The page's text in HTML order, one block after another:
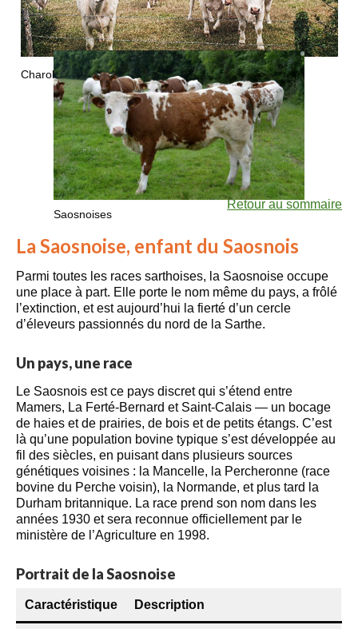
Charolaises
Saosnoises
Retour au sommaire
La Saosnoise, enfant du Saosnois
Parmi toutes les races sarthoises, la Saosnoise occupe
une place à part. Elle porte le nom même du pays, a frôlé
l’extinction, et est aujourd’hui la fierté d’un cercle
d’éleveurs passionnés du nord de la Sarthe.
Un pays, une race
Le Saosnois est ce pays discret qui s’étend entre
Mamers, La Ferté-Bernard et Saint-Calais — un bocage
de haies et de prairies, de bois et de petits étangs. C’est
là qu’une population bovine typique s’est développée au
fil des siècles, en puisant dans plusieurs sources
génétiques voisines : la Mancelle, la Percheronne (race
bovine du Perche voisin), la Normande, et plus tard la
Durham britannique. La race prend son nom dans les
années 1930 et sera reconnue officiellement par le
ministère de l’Agriculture en 1998.
Portrait de la Saosnoise
Caractéristique Description